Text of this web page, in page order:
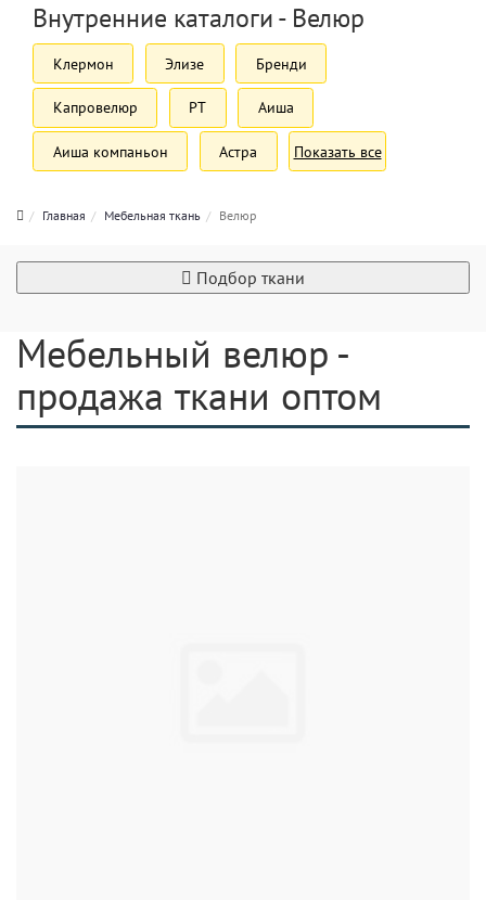
Внутренние каталоги - Велюр
Клермон Элизе Бренди
Капровелюр РТ Аиша
Аиша компаньон Астра Показать все
Главная Мебельная ткань Велюр
Подбор ткани
Мебельный велюр -
продажа ткани оптом